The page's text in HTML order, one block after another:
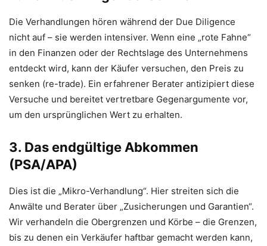
Die Verhandlungen hören während der Due Diligence
nicht auf – sie werden intensiver. Wenn eine „rote Fahne“
in den Finanzen oder der Rechtslage des Unternehmens
entdeckt wird, kann der Käufer versuchen, den Preis zu
senken (re-trade). Ein erfahrener Berater antizipiert diese
Versuche und bereitet vertretbare Gegenargumente vor,
um den ursprünglichen Wert zu erhalten.
3. Das endgültige Abkommen
(PSA/APA)
Dies ist die „Mikro-Verhandlung“. Hier streiten sich die
Anwälte und Berater über „Zusicherungen und Garantien“.
Wir verhandeln die Obergrenzen und Körbe – die Grenzen,
bis zu denen ein Verkäufer haftbar gemacht werden kann,